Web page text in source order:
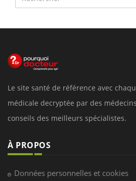
Le site santé de référence avec
médicale decryptée par des
conseils des meilleurs spécialistes.
À PROPOS
Données personnelles et cookies